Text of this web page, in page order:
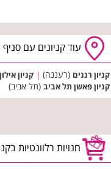
עוד קניונים עם
קניון רננים (רעננה) | קניון אילון
קניון פאשן תל אביב (תל אביב)
חנויות רלוונטיות